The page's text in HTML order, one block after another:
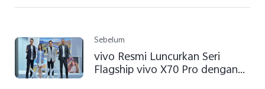
Sebelum
vivo Resmi Luncurkan Seri
Flagship vivo X70 Pro dengan